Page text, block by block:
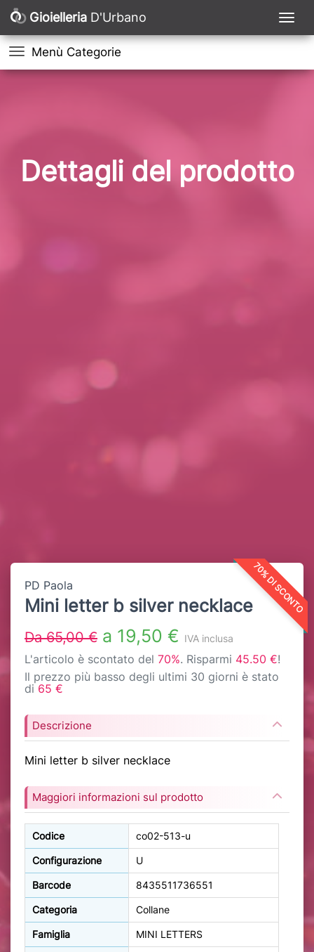
Gioielleria D'Urbano
Menù Categorie
Dettagli del prodotto
70% DI SCONTO
PD Paola
Mini letter b silver necklace
Da 65,00 € a 19,50 € IVA inclusa
L'articolo è scontato del 70%. Risparmi 45.50 €!
Il prezzo più basso degli ultimi 30 giorni è stato
di 65 €
Descrizione
Mini letter b silver necklace
Maggiori informazioni sul prodotto
Codice co02-513-u
Configurazione U
Barcode 8435511736551
Categoria Collane
Famiglia MINI LETTERS